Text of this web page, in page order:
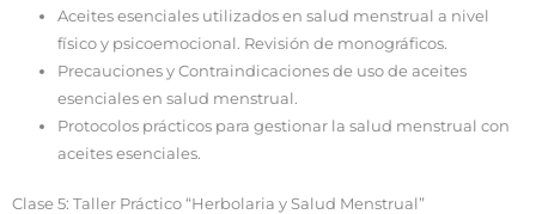
Aceites esenciales utilizados en salud menstrual a nivel
físico y psicoemocional. Revisión de monográficos.
Precauciones y Contraindicaciones de uso de aceites
esenciales en salud menstrual.
Protocolos prácticos para gestionar la salud menstrual con
aceites esenciales.
Clase 5: Taller Práctico “Herbolaria y Salud Menstrual”